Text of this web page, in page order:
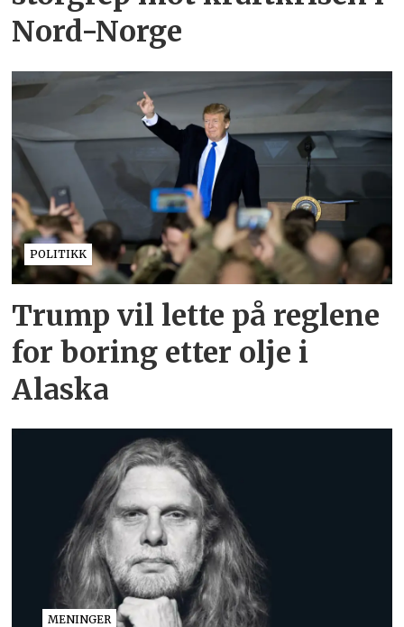
Nord-Norge
POLITIKK
Trump vil lette på reglene
for boring etter olje i
Alaska
MENINGER